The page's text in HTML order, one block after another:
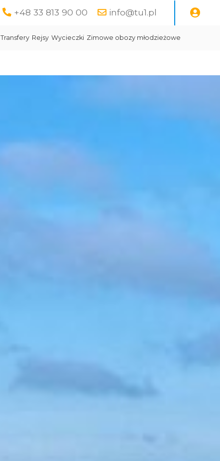
+48 33 813 90 00 info@tu1.pl
Transfery Rejsy Wycieczki Zimowe obozy młodzieżowe